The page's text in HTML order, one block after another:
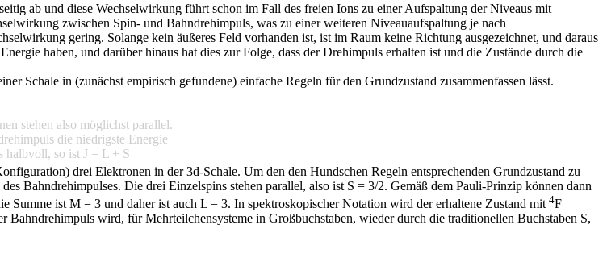
ab und diese Wechselwirkung führt schon im Fall des freien Ions zu einer Aufspaltung der Niveaus mit
zwischen Spin- und Bahndrehimpuls, was zu einer weiteren Niveauaufspaltung je nach
gering. Solange kein äußeres Feld vorhanden ist, ist im Raum keine Richtung ausgezeichnet, und daraus
haben, und darüber hinaus hat dies zur Folge, dass der Drehimpuls erhalten ist und die Zustände durch die
Schale in (zunächst empirisch gefundene) einfache Regeln für den Grundzustand zusammenfassen lässt.
stehen also möglichst parallel.
die niedrigste Energie
halbvoll, so ist J = L + S
drei Elektronen in der 3d-Schale. Um den den Hundschen Regeln entsprechenden Grundzustand zu
Bahndrehimpulses. Die drei Einzelspins stehen parallel, also ist S = 3/2. Gemäß dem Pauli-Prinzip können dann
ist M = 3 und daher ist auch L = 3. In spektroskopischer Notation wird der erhaltene Zustand mit 4F
wird, für Mehrteilchensysteme in Großbuchstaben, wieder durch die traditionellen Buchstaben S,